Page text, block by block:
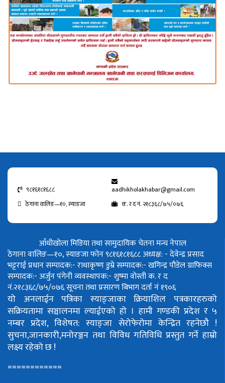
९८१६१८१६८८
aadhikholakhabar@gmail.com
ठेगाना वालिङ—१०, स्याङजा
क. र द नं. २१८३६८/७५/०७६
आँधीखोला मिडिया तथा सामुदायिक चेतना मन्च नेपाल
ठेगाना वालिङ—१०, स्याङजा फोन ९८१६१८१६८८अध्यक्ष: - देवेन्द्र प्रसाद
भट्टराईप्रधान सम्पादक:- राधाकृष्ण डुम्रेसम्पादक:- खगिन्द्र पौडेलग्राफिक्स
सम्पादक:- अर्जुन पंगेनीव्यवस्थापक:- शुष्मा वोस्तीक. र द
नं.२१८३६८/७५/०७६सूचना तथा प्रसारण बिभाग दर्ता नं १९०६
यो अनलाईन पत्रिका स्याङ्जाका क्रियाशिल पत्रकारहरुको
सक्रियतामा सञ्चालनमा ल्याईएको हो । हामी गण्डकी प्रदेश र ५
नम्बर प्रदेश, विशेषत: स्याङ्जा सेरोफेरोमा केन्द्रित रहनेछौ !
सुचना,जानकारी,मनोरञ्जन तथा विविध गतिविधि प्रस्तुत गर्ने हाम्रो
लक्ष्य रहेको छ !
============